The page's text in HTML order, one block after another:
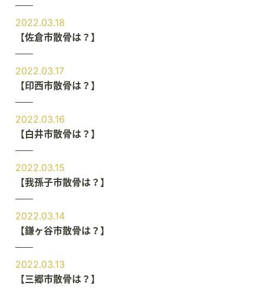
2022.03.18
【佐倉市散骨は？】
2022.03.17
【印西市散骨は？】
2022.03.16
【白井市散骨は？】
2022.03.15
【我孫子市散骨は？】
2022.03.14
【鎌ヶ谷市散骨は？】
2022.03.13
【三郷市散骨は？】